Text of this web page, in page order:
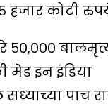
हजार कोटी
५०,०००
मेड इन इंडिया
पाच